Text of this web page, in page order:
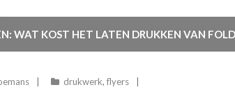
WAT KOST HET LATEN DRUKKEN VAN
drukwerk, flyers